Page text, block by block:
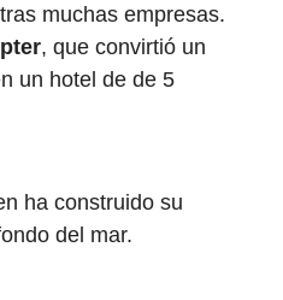
muchas empresas.
, que convirtió un
un hotel de de 5
ha construido su
del mar.